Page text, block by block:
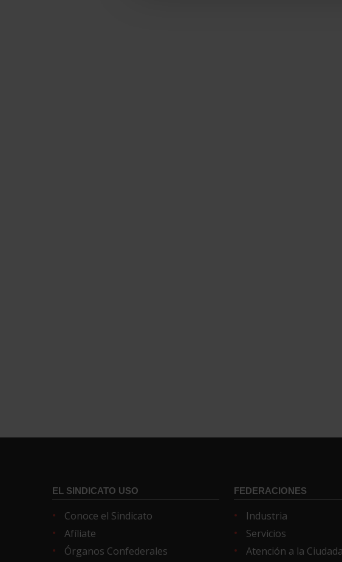
EL SINDICATO USO
Conoce el Sindicato
Afíliate
Órganos Confederales
FEDERACIONES
Industria
Servicios
Atención a la